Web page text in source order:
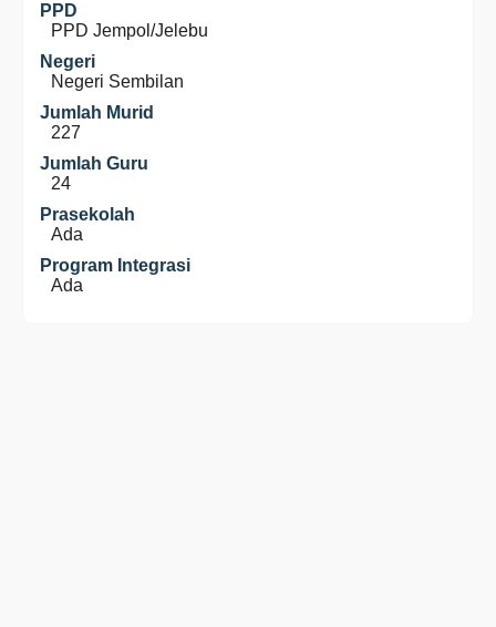
PPD
PPD Jempol/Jelebu
Negeri
Negeri Sembilan
Jumlah Murid
227
Jumlah Guru
24
Prasekolah
Ada
Program Integrasi
Ada